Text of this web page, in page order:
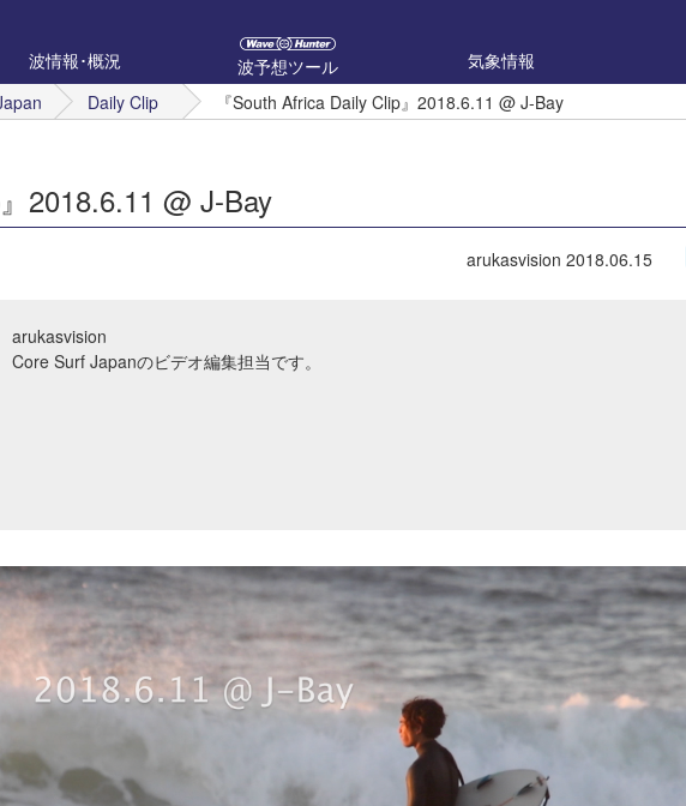
波情報･概況
波予想ツール 気象情報
Daily Clip 『South Africa Daily Clip』2018.6.11 @ J-Bay
2018.6.11 @ J-Bay
arukasvision 2018.06.15
arukasvision
Core Surf Japanのビデオ編集担当です。